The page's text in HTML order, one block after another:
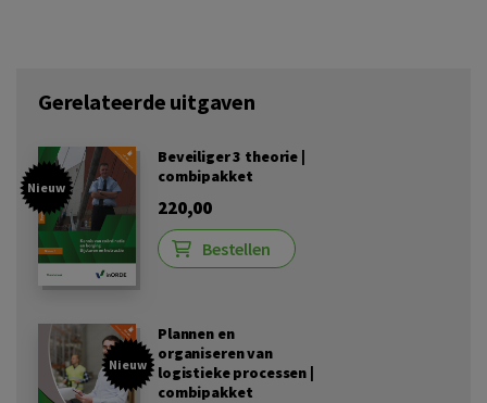
Gerelateerde uitgaven
Nieuw
Beveiliger 3 theorie |
combipakket
220,00
Bestellen
Nieuw
Plannen en
organiseren van
logistieke processen |
combipakket